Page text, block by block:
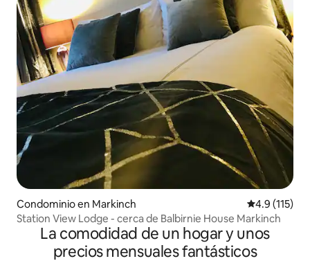
Condominio en Markinch Calificación
4.9 (115)
Station View Lodge - cerca de Balbirnie House Markinch
La comodidad de un hogar y unos
precios mensuales fantásticos